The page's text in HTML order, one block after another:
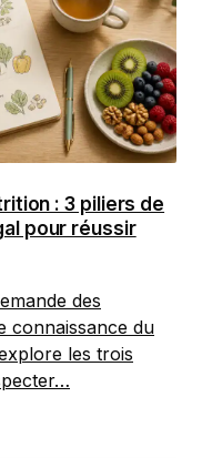
: 3 piliers de
pour réussir
des
connaissance du
les trois